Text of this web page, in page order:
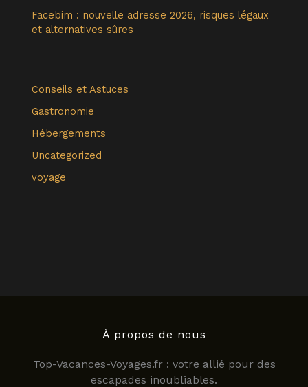
Facebim : nouvelle adresse 2026, risques légaux
et alternatives sûres
Conseils et Astuces
Gastronomie
Hébergements
Uncategorized
voyage
À propos de nous
Top-Vacances-Voyages.fr : votre allié pour des
escapades inoubliables.